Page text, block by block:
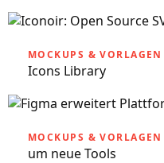
MOCKUPS & VORLAGEN
Icons Library
MOCKUPS & VORLAGEN
um neue Tools